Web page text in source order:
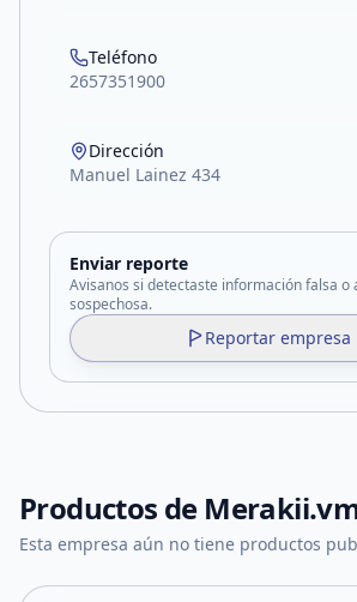
Teléfono
2657351900
Dirección
Manuel Lainez 434
Enviar reporte
Avisanos si detectaste información falsa o
sospechosa.
Reportar empresa
Productos de
Esta empresa aún no tiene productos